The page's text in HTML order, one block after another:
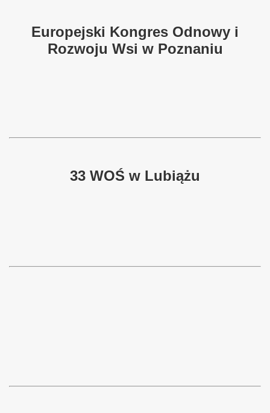
Europejski Kongres Odnowy i
Rozwoju Wsi w Poznaniu
33 WOŚ w Lubiążu